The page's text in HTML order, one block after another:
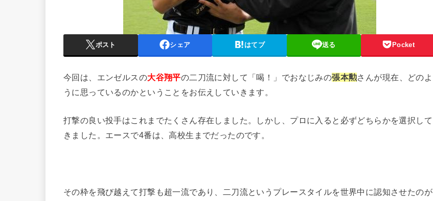
ポスト シェア はてブ 送る Pocket
今回は、エンゼルスの大谷翔平の二刀流に対して「喝！」でおなじみの張本勲さんが現在、どのよ
うに思っているのかということをお伝えしていきます。
打撃の良い投手はこれまでたくさん存在しました。しかし、プロに入ると必ずどちらかを選択して
きました。エースで4番は、高校生までだったのです。
その枠を飛び越えて打撃も超一流であり、二刀流というプレースタイルを世界中に認知させたのが